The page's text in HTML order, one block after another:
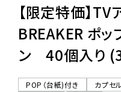
06-
【限定特価】
BREAKER ポッ
ン 40個入り
POP（台紙)付き
カプセ